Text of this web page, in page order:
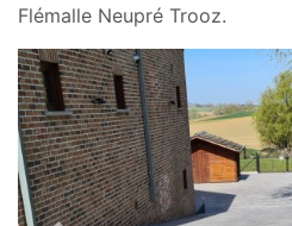
Flémalle Neupré Trooz.